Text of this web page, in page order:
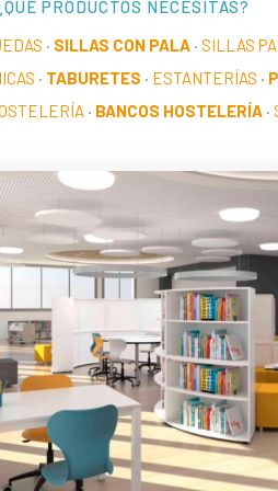
PRODUCTOS NECESITAS?
· SILLAS CON PALA· SILLAS
· TABURETES · ESTANTERÍAS ·
· BANCOS HOSTELERÍA ·